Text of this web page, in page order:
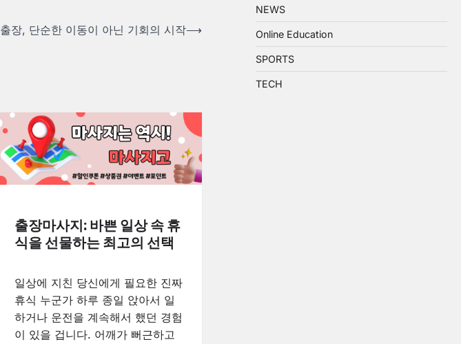
출장, 단순한 이동이 아닌 기회의 시작⟶
출장마사지: 바쁜 일상 속 휴
식을 선물하는 최고의 선택
일상에 지친 당신에게 필요한 진짜
휴식 누군가 하루 종일 앉아서 일
하거나 운전을 계속해서 했던 경험
이 있을 겁니다. 어깨가 뻐근하고
NEWS
Online Education
SPORTS
TECH